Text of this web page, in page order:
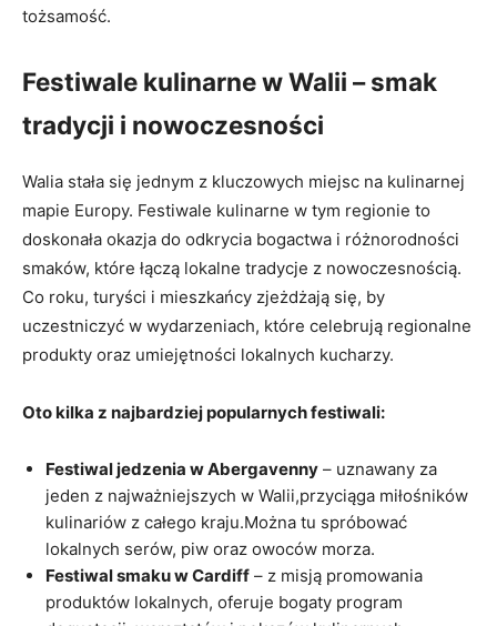
tożsamość.
Festiwale kulinarne w Walii – smak
tradycji i nowoczesności
Walia stała się jednym z kluczowych miejsc na kulinarnej
mapie Europy. Festiwale kulinarne w tym regionie to
doskonała okazja do odkrycia bogactwa i różnorodności
smaków, które łączą lokalne tradycje z nowoczesnością.
Co roku, turyści i mieszkańcy zjeżdżają się, by
uczestniczyć w wydarzeniach, które celebrują regionalne
produkty oraz umiejętności lokalnych kucharzy.
Oto kilka z najbardziej popularnych festiwali:
Festiwal jedzenia w Abergavenny – uznawany za
jeden z najważniejszych w Walii,przyciąga miłośników
kulinariów z całego kraju.Można tu spróbować
lokalnych serów, piw oraz owoców morza.
Festiwal smaku w Cardiff – z misją promowania
produktów lokalnych, oferuje bogaty program